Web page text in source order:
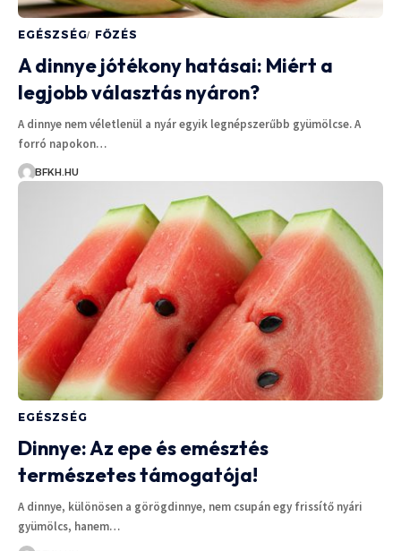
EGÉSZSÉG FŐZÉS
A dinnye jótékony hatásai: Miért a
legjobb választás nyáron?
A dinnye nem véletlenül a nyár egyik legnépszerűbb gyümölcse. A
forró napokon…
BFKH.HU
EGÉSZSÉG
Dinnye: Az epe és emésztés
természetes támogatója!
A dinnye, különösen a görögdinnye, nem csupán egy frissítő nyári
gyümölcs, hanem…